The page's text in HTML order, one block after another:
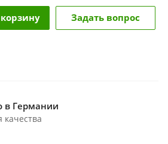
Задать вопрос
в Германии
качества